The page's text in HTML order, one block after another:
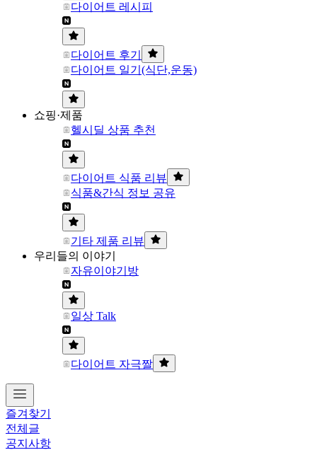
다이어트 레시피
다이어트 후기
다이어트 일기(식단,운동)
쇼핑·제품
헬시딜 상품 추천
다이어트 식품 리뷰
식품&간식 정보 공유
기타 제품 리뷰
우리들의 이야기
자유이야기방
일상 Talk
다이어트 자극짤
즐겨찾기
전체글
공지사항